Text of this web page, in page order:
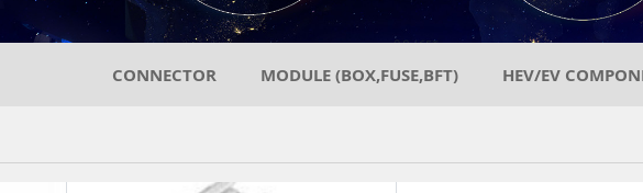
CONNECTOR MODULE (BOX,FUSE,BFT) HEV/EV